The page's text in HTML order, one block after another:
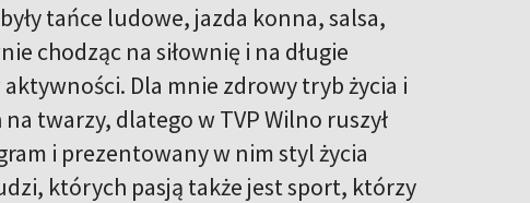
tańce ludowe, jazda konna, salsa,
chodząc na siłownię i na długie
Dla mnie zdrowy tryb życia i
twarzy, dlatego w TVP Wilno ruszył
i prezentowany w nim styl życia
których pasją także jest sport, którzy